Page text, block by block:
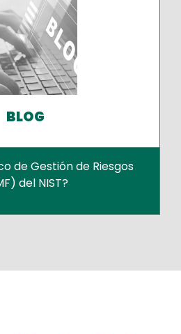
BLOG
de Gestión de Riesgos
del NIST?